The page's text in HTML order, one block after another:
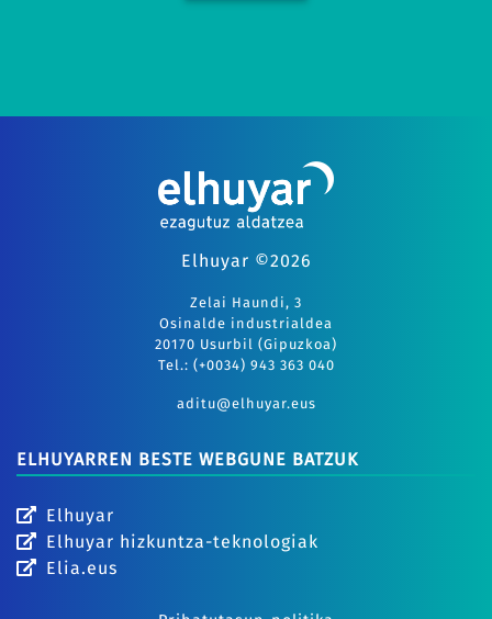
Elhuyar ©2026
Zelai Haundi, 3
Osinalde industrialdea
20170 Usurbil (Gipuzkoa)
Tel.: (+0034) 943 363 040
aditu@elhuyar.eus
ELHUYARREN BESTE WEBGUNE BATZUK
Elhuyar
Elhuyar hizkuntza-teknologiak
Elia.eus